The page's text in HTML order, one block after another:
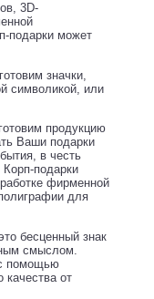
3D-
подарки может
значки,
символикой, или
продукцию
Ваши подарки
в честь
подарки
фирменной
для
бесценный знак
смыслом.
помощью
качества от